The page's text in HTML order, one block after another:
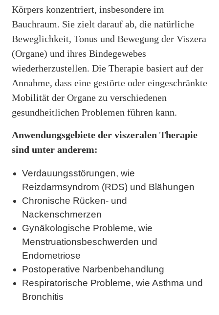
Körpers konzentriert, insbesondere im
Bauchraum. Sie zielt darauf ab, die natürliche
Beweglichkeit, Tonus und Bewegung der Viszera
(Organe) und ihres Bindegewebes
wiederherzustellen. Die Therapie basiert auf der
Annahme, dass eine gestörte oder eingeschränkte
Mobilität der Organe zu verschiedenen
gesundheitlichen Problemen führen kann.
Anwendungsgebiete der viszeralen Therapie
sind unter anderem:
Verdauungsstörungen, wie
Reizdarmsyndrom (RDS) und Blähungen
Chronische Rücken- und
Nackenschmerzen
Gynäkologische Probleme, wie
Menstruationsbeschwerden und
Endometriose
Postoperative Narbenbehandlung
Respiratorische Probleme, wie Asthma und
Bronchitis